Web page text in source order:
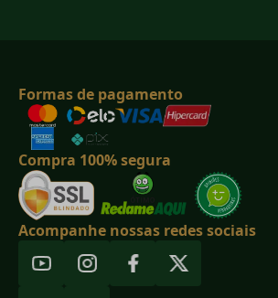
Formas de pagamento
Compra 100% segura
Acompanhe nossas redes sociais